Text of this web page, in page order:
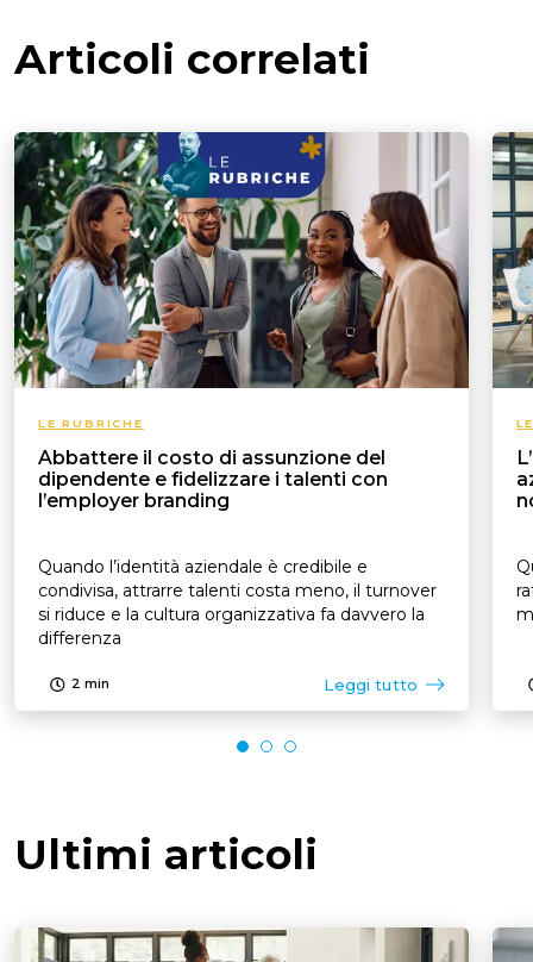
Articoli correlati
LE RUBRICHE
Abbattere il costo di assunzione del
dipendente e fidelizzare i talenti con
l’employer branding
Quando l’identità aziendale è credibile e
condivisa, attrarre talenti costa meno, il turnover
si riduce e la cultura organizzativa fa davvero la
differenza
2 min Leggi tutto
Ultimi articoli